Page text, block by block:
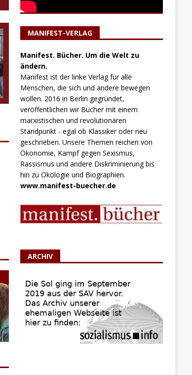
MANIFEST-VERLAG
Manifest. Bücher. Um die Welt zu
ändern.
Manifest ist der linke Verlag für alle
Menschen, die sich und andere bewegen
wollen. 2016 in Berlin gegründet,
veröffentlichen wir Bücher mit einem
marxistischen und revolutionären
Standpunkt - egal ob Klassiker oder neu
geschrieben. Unsere Themen reichen von
Ökonomie, Kampf gegen Sexismus,
Rassismus und andere Diskriminierung bis
hin zu Ökologie und Biographien.
www.manifest-buecher.de
ARCHIV